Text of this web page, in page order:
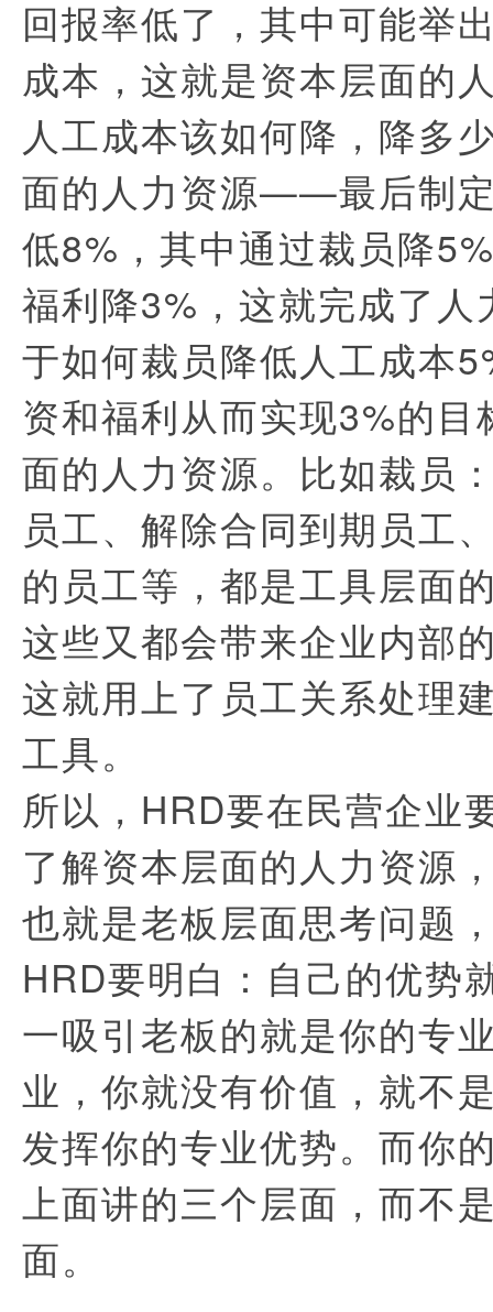
回报率低了，其中可能举
成本，这就是资本层面的
人工成本该如何降，降多
面的人力资源——最后制
低8%，其中通过裁员降
福利降3%，这就完成了人
于如何裁员降低人工成本
资和福利从而实现3%的
面的人力资源。比如裁员
员工、解除合同到期员工
的员工等，都是工具层面
这些又都会带来企业内部
这就用上了员工关系处理
工具。
所以，HRD要在民营企业
了解资本层面的人力资源
也就是老板层面思考问题
HRD要明白：自己的优势
一吸引老板的就是你的专
业，你就没有价值，就不
发挥你的专业优势。而你
上面讲的三个层面，而不
面。